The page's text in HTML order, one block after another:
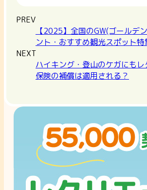
PREV
【2025】全国のGW(ゴールデ
ント・おすすめ観光スポット特
NEXT
ハイキング・登山のケガにも
保険の補償は適用される？